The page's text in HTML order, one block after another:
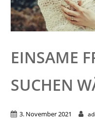
EINSAME
SUCHEN
3. November 2021